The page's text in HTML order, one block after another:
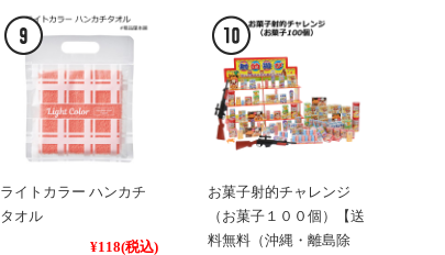
ライトカラー ハンカチ
タオル
¥118(税込)
お菓子射的チャレンジ
（お菓子１００個）【送
料無料（沖縄・離島除